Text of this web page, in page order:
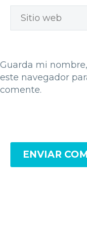
Guarda mi
este navegador
comente.
ENVIAR